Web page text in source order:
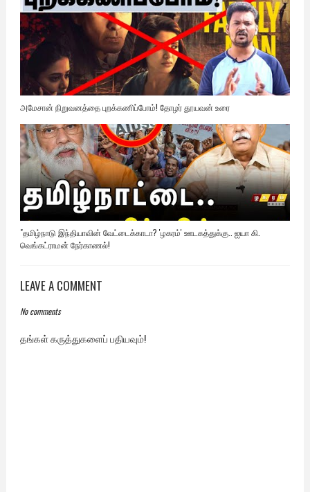
அமேசான் நிறுவனத்தை புறக்கணிப்போம்! தோழர் தூயவன் உரை
"தமிழ்நாடு இந்தியாவின் வேட்டைக்காடா? 'ழகரம்' ஊடகத்துக்கு.. ஐயா கி.
வெங்கட்ராமன் நேர்காணல்!
LEAVE A COMMENT
No comments
தங்கள் கருத்துகளைப் பதியவும்!